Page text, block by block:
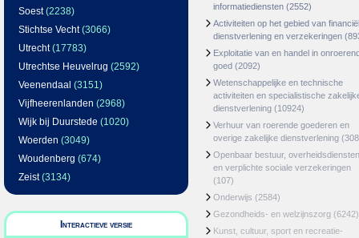
Soest(2238)
Stichtse Vecht(3066)
Utrecht(17783)
Utrechtse Heuvelrug (2592)
Veenendaal (3151)
Vijfheerenlanden (2968)
Wijk bij Duurstede (1020)
Woerden (3049)
Woudenberg (674)
Zeist(3134)
Interactieve versie
informatiediensten (2552)
Activiteiten op het gebied van
dienstverlening en verzekeringen
Exploitatie van en handel in
goed (2092)
Wetenschappelijke en technische
activiteiten en specialistische
dienstverlening (10924)
Verhuur van roerende goederen en
overige zakelijke dienstverlening
Openbaar bestuur, overheidsdiensten
en verplichte sociale verzekeringen
(107)
Onderwijs (2584)
Gezondheids- en welzijnszorg (6242)
Kunst, cultuur, sport en recreatie-